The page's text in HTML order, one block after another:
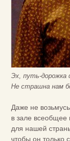
Эх, путь-дорожка
Не страшна нам
Даже не
в зале всеобщее
для нашей
чтобы он только